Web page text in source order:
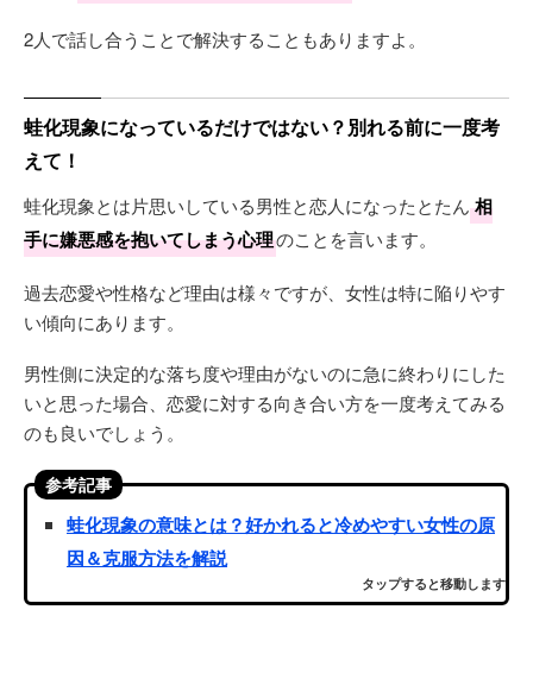
2人で話し合うことで解決することもありますよ。
蛙化現象になっているだけではない？別れる前に一度考
えて！
蛙化現象とは片思いしている男性と恋人になったとたん 相
手に嫌悪感を抱いてしまう心理のことを言います。
過去恋愛や性格など理由は様々ですが、女性は特に陥りやす
い傾向にあります。
男性側に決定的な落ち度や理由がないのに急に終わりにした
いと思った場合、恋愛に対する向き合い方を一度考えてみる
のも良いでしょう。
参考記事
蛙化現象の意味とは？好かれると冷めやすい女性の原
因＆克服方法を解説
タップすると移動します